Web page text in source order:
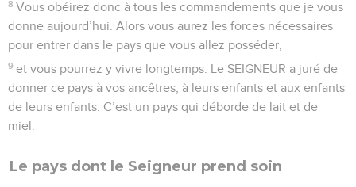
8 Vous obéirez donc à tous les commandements que je vous
donne aujourd’hui. Alors vous aurez les forces nécessaires
pour entrer dans le pays que vous allez posséder,
9 et vous pourrez y vivre longtemps. Le SEIGNEUR a juré de
donner ce pays à vos ancêtres, à leurs enfants et aux enfants
de leurs enfants. C’est un pays qui déborde de lait et de
miel.
Le pays dont le Seigneur prend soin